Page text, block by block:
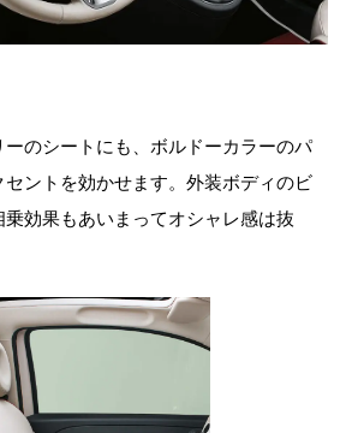
ーのシートにも、ボルドーカラーのパ
ントを効かせます。外装ボディのビ
乗効果もあいまってオシャレ感は抜